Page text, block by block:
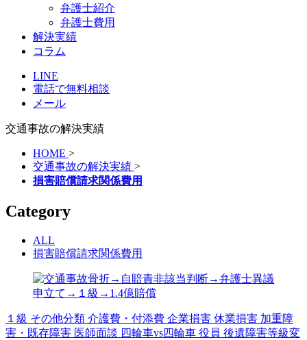
弁護士紹介
弁護士費用
解決実績
コラム
LINE
電話で無料相談
メール
交通事故の解決実績
HOME >
交通事故の解決実績 >
損害賠償請求関係費用
Category
ALL
損害賠償請求関係費用
１級 その他分類 介護費・付添費 企業損害 休業損害 加重障
害・既存障害 医師面談 四輪車vs四輪車 役員 後遺障害等級変